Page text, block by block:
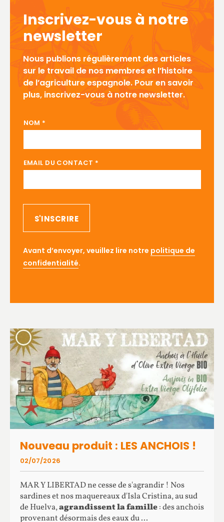
Inscrivez-vous à notre
newsletter
Nous publions régulièrement des articles
sur le travail de nos membres et l’histoire
de l’agriculture espagnole. Pour en savoir
plus, inscrivez-vous à notre newsletter.
NOM *
EMAIL DU CONTACT *
S'INSCRIRE
Avant d’envoyer, veuillez lire notre politique de
confidentialité.
Nouveau produit : LES ANCHOIS !
MAR Y LIBERTAD ne cesse de s'agrandir ! Nos
sardines et nos maquereaux d'Isla Cristina, au sud
de Huelva,agrandissent la famille: des anchois
provenant désormais des eaux du ...
02/07/2026